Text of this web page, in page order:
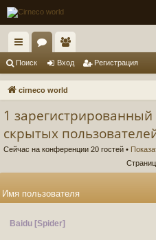
с
ы ум
ол
ьз
Поиск Вход Регистрация
cirneco world
1
скрытых
Сейчас на конференции 20 гостей •
Имя пользователя
Baidu [Spider]